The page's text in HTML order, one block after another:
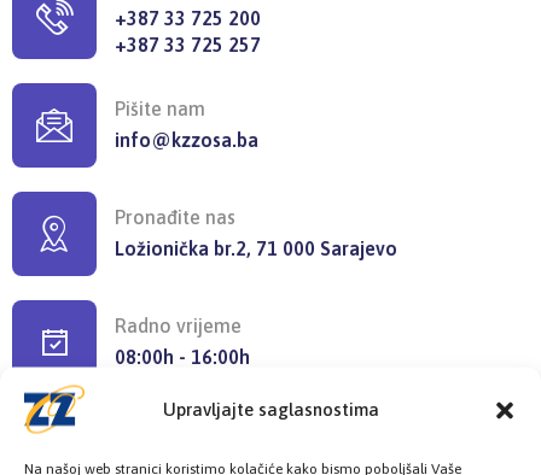
Upravljajte saglasnostima
Na našoj web stranici koristimo kolačiće kako bismo poboljšali Vaše
+387 33 725 200
+387 33 725 257
Pišite nam
info@kzzosa.ba
Pronađite nas
Ložionička br.2, 71 000 Sarajevo
Radno vrijeme
08:00h - 16:00h